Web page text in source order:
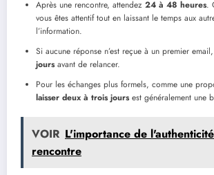
Après une rencontre, attendez 24 à 48 heures.
vous êtes attentif tout en laissant le temps aux
l’information.
Si aucune réponse n’est reçue à un premier email,
joursavant de relancer.
Pour les échanges plus formels, comme une
laisser deux à trois joursest généralement une
VOIR L'importance de
rencontre